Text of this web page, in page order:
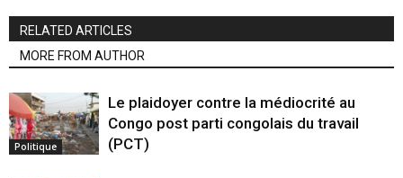
RELATED ARTICLES
MORE FROM AUTHOR
Politique
Le plaidoyer contre la médiocrité au
Congo post parti congolais du travail
(PCT)